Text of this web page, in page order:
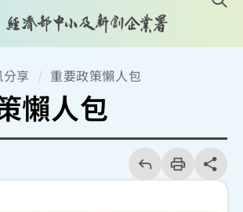
享 重要政策懶人包
懶人包
回
上
一
頁
列
印
share分享